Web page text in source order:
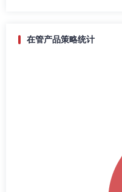
在管产品策略统计